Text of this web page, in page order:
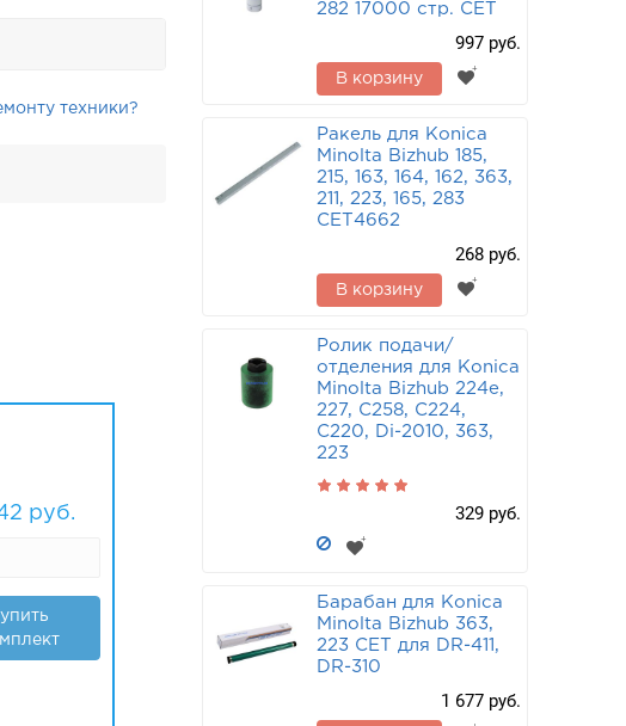
техники?
руб.
282 17000 стр. CET
997 руб.
В корзину
Ракель для Konica
Minolta Bizhub 185,
215, 163, 164, 162, 363,
211, 223, 165, 283
CET4662
268 руб.
В корзину
Ролик подачи/
отделения для Konica
Minolta Bizhub 224e,
227, C258, C224,
C220, Di-2010, 363,
223
329 руб.
Барабан для Konica
Minolta Bizhub 363,
223 CET для DR-411,
DR-310
1 677 руб.